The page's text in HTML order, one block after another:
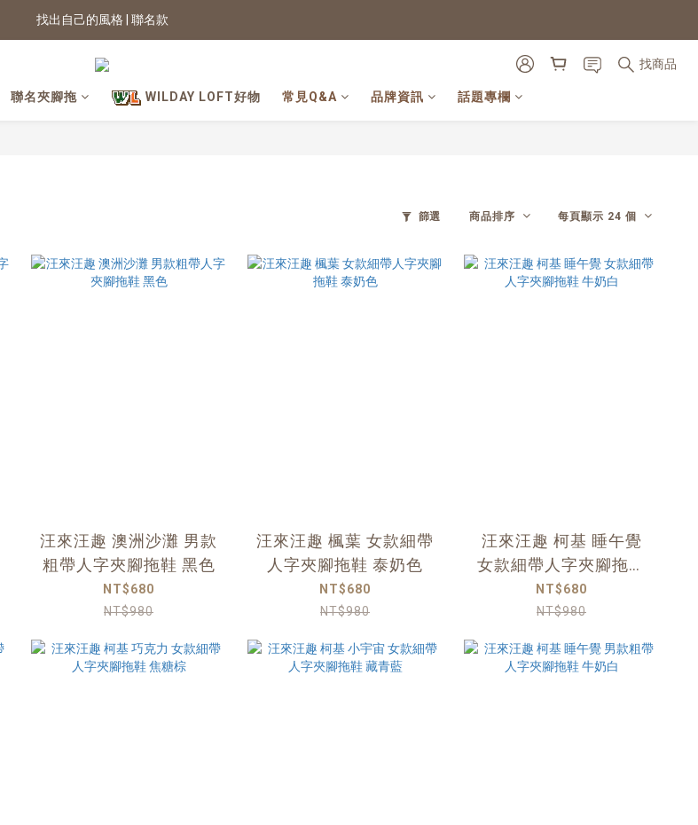
2026新色上市 | 快看
找出自己的風格 | 聯名款
★七夕情人節 滿899送星月項鍊
2026新色上市 | 快看
找商品
聯名夾腳拖 WILDAY LOFT好物 常見Q&A 品牌資訊 話題專欄
篩選 商品排序 每頁顯示 24 個
汪來汪趣 澳洲沙灘 男款
粗帶人字夾腳拖鞋 黑色
NT$680
NT$980
汪來汪趣 楓葉 女款細帶
人字夾腳拖鞋 泰奶色
NT$680
NT$980
汪來汪趣 柯基 睡午覺
女款細帶人字夾腳拖鞋
牛奶白
NT$680
NT$980